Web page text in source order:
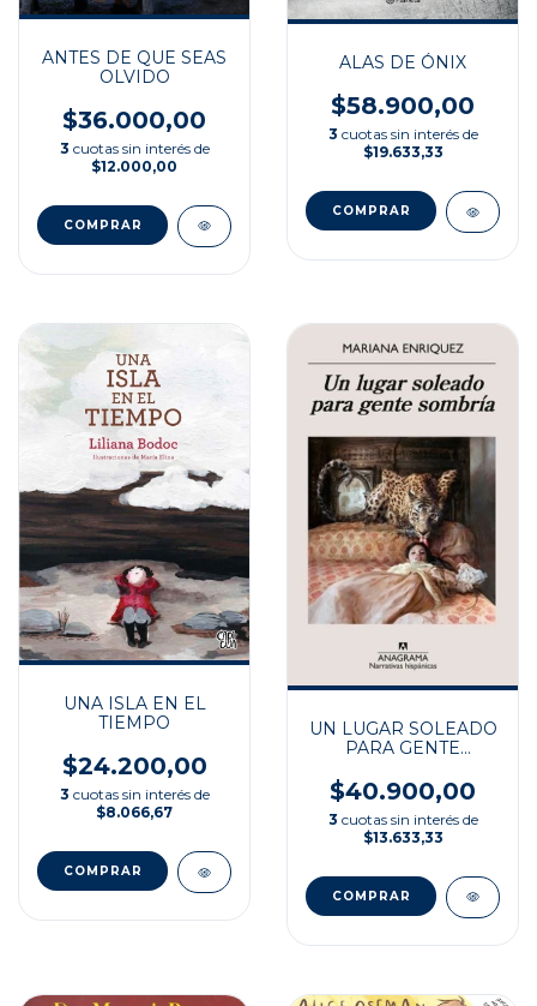
ANTES DE QUE SEAS
OLVIDO
$36.000,00
3 cuotas sin interés de
$12.000,00
ALAS DE ÓNIX
$58.900,00
3 cuotas sin interés de
$19.633,33
UNA ISLA EN EL
TIEMPO
$24.200,00
3 cuotas sin interés de
$8.066,67
UN LUGAR SOLEADO
PARA GENTE
$40.900,00
3 cuotas sin interés de
$13.633,33